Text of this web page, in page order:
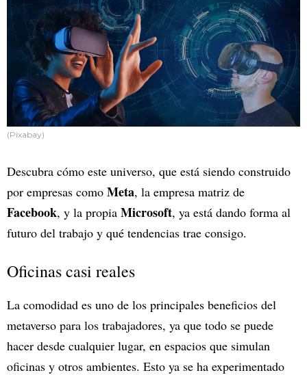
(Pixabay)
Descubra cómo este universo, que está siendo construido
por empresas como Meta, la empresa matriz de
Facebook, y la propia Microsoft, ya está dando forma al
futuro del trabajo y qué tendencias trae consigo.
Oficinas casi reales
La comodidad es uno de los principales beneficios del
metaverso para los trabajadores, ya que todo se puede
hacer desde cualquier lugar, en espacios que simulan
oficinas y otros ambientes. Esto ya se ha experimentado